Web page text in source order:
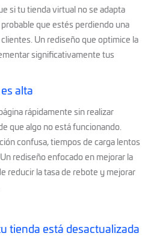
si tu tienda virtual no se adapta
que estés perdiendo una
Un rediseño que optimice la
significativamente tus
es alta
rápidamente sin realizar
que algo no está funcionando.
confusa, tiempos de carga lentos
rediseño enfocado en mejorar la
reducir la tasa de rebote y mejorar
tienda está desactualizada